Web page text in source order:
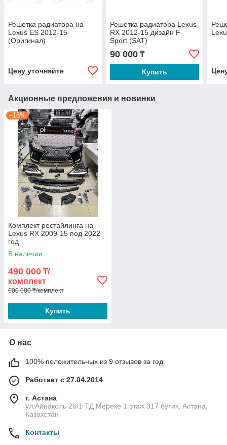
Решетка радиатора на
Lexus ES 2012-15
(Оригинал)
Цену уточняйте
Решетка радиатора Lexus
RX 2012-15 дизайн F-
Sport (SAT)
90 000₸
Купить
Акционные предложения и новинки
–18%
Комплект рестайлинга на
Lexus RX 2009-15 под 2022
год
В наличии
490 000 ₸/
комплект
600 000 ₸/комплект
Купить
О нас
100% положительных из 9 отзывов за год
Работает с 27.04.2014
г. Астана
ул.Айнаколь 26/1 ТД Мереке 1 этаж 317 бутик, Астана,
Казахстан
Контакты